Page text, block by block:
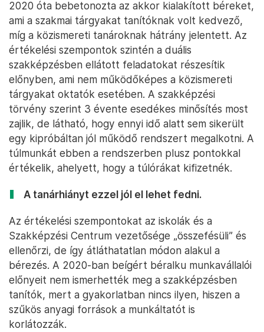
2020 óta bebetonozta az akkor kialakított béreket,
ami a szakmai tárgyakat tanítóknak volt kedvező,
míg a közismereti tanároknak hátrány jelentett. Az
értékelési szempontok szintén a duális
szakképzésben ellátott feladatokat részesítik
előnyben, ami nem működőképes a közismereti
tárgyakat oktatók esetében. A szakképzési
törvény szerint 3 évente esedékes minősítés most
zajlik, de látható, hogy ennyi idő alatt sem sikerült
egy kipróbáltan jól működő rendszert megalkotni. A
túlmunkát ebben a rendszerben plusz pontokkal
értékelik, ahelyett, hogy a túlórákat kifizetnék.
A tanárhiányt ezzel jól el lehet fedni.
Az értékelési szempontokat az iskolák és a
Szakképzési Centrum vezetősége „összefésüli” és
ellenőrzi, de így átláthatatlan módon alakul a
bérezés. A 2020-ban beígért béralku munkavállalói
előnyeit nem ismerhették meg a szakképzésben
tanítók, mert a gyakorlatban nincs ilyen, hiszen a
szűkös anyagi források a munkáltatót is
korlátozzák.